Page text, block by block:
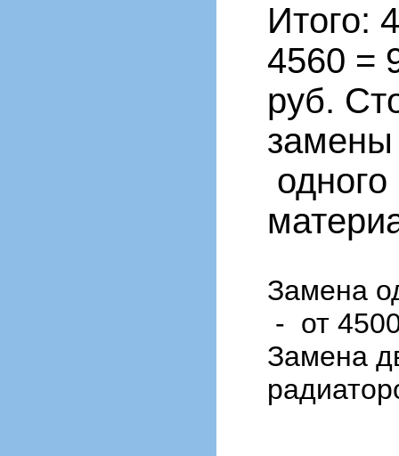
Итого:
4560 =
руб.
Замена
- от
Замена